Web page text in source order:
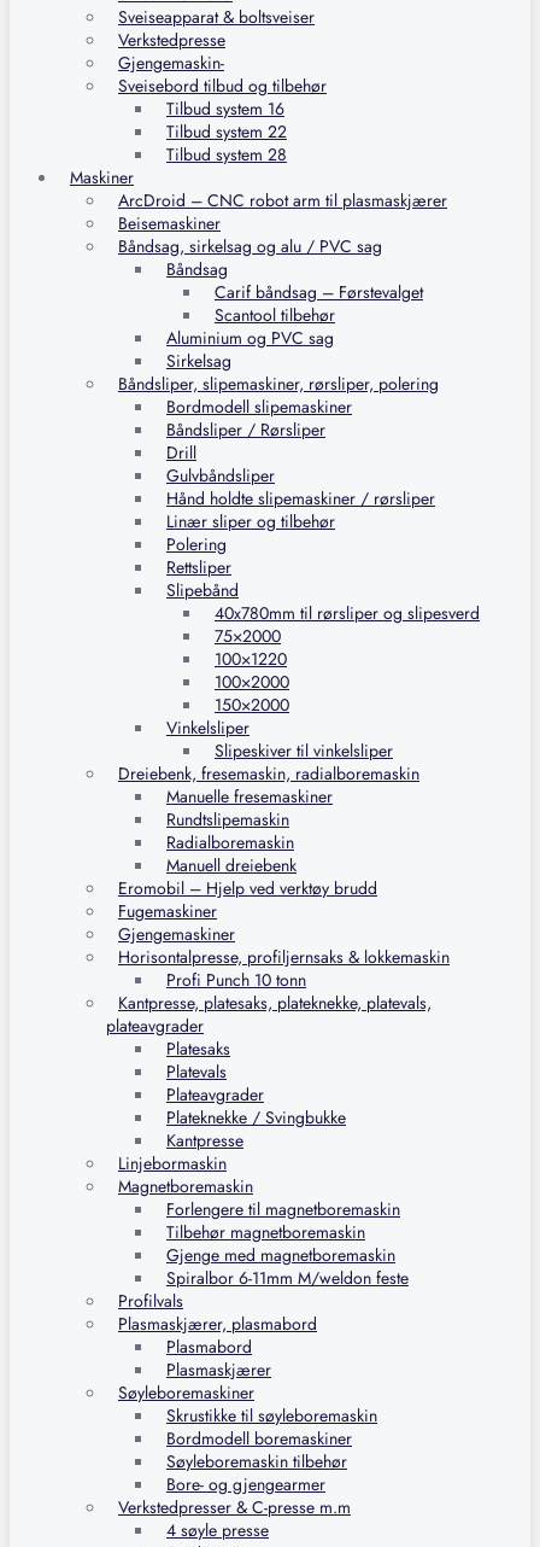
Sveiseapparat & boltsveiser
Verkstedpresse
Gjengemaskin-
Sveisebord tilbud og tilbehør
Tilbud system 16
Tilbud system 22
Tilbud system 28
Maskiner
ArcDroid – CNC robot arm til plasmaskjærer
Beisemaskiner
Båndsag, sirkelsag og alu / PVC sag
Båndsag
Carif båndsag – Førstevalget
Scantool tilbehør
Aluminium og PVC sag
Sirkelsag
Båndsliper, slipemaskiner, rørsliper, polering
Bordmodell slipemaskiner
Båndsliper / Rørsliper
Drill
Gulvbåndsliper
Hånd holdte slipemaskiner / rørsliper
Linær sliper og tilbehør
Polering
Rettsliper
Slipebånd
40x780mm til rørsliper og slipesverd
75×2000
100×1220
100×2000
150×2000
Vinkelsliper
Slipeskiver til vinkelsliper
Dreiebenk, fresemaskin, radialboremaskin
Manuelle fresemaskiner
Rundtslipemaskin
Radialboremaskin
Manuell dreiebenk
Eromobil – Hjelp ved verktøy brudd
Fugemaskiner
Gjengemaskiner
Horisontalpresse, profiljernsaks & lokkemaskin
Profi Punch 10 tonn
Kantpresse, platesaks, plateknekke, platevals,
plateavgrader
Platesaks
Platevals
Plateavgrader
Plateknekke / Svingbukke
Kantpresse
Linjebormaskin
Magnetboremaskin
Forlengere til magnetboremaskin
Tilbehør magnetboremaskin
Gjenge med magnetboremaskin
Spiralbor 6-11mm M/weldon feste
Profilvals
Plasmaskjærer, plasmabord
Plasmabord
Plasmaskjærer
Søyleboremaskiner
Skrustikke til søyleboremaskin
Bordmodell boremaskiner
Søyleboremaskin tilbehør
Bore- og gjengearmer
Verkstedpresser & C-presse m.m
4 søyle presse